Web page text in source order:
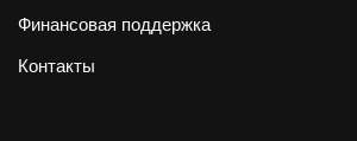
Финансовая поддержка
Контакты